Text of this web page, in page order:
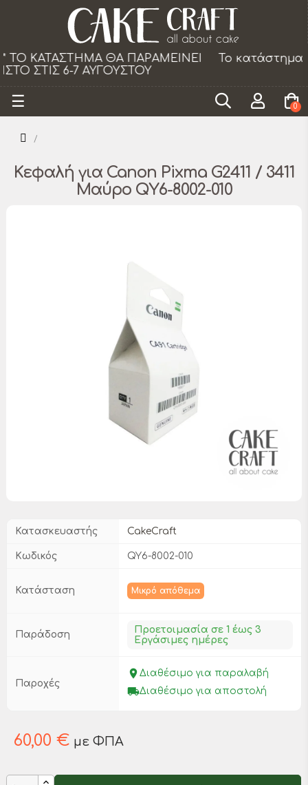
Το κατάστημα θα παραμείνει κλειστό τα Σάββατα
από 18/07 εως 29/08.
Toggle
navigation
☰ 0
Κεφαλή για Canon Pixma G2411 / 3411
Μαύρο QY6-8002-010
Κατασκευαστής CakeCraft
Κωδικός QY6-8002-010
Κατάσταση Μικρό απόθεμα
Παράδοση
Προετοιμασία σε 1 έως 3
Εργάσιμες ημέρες
Παροχές
place Διαθέσιμο για παραλαβή
local_shippingΔιαθέσιμο για αποστολή
60,00 € με ΦΠΑ